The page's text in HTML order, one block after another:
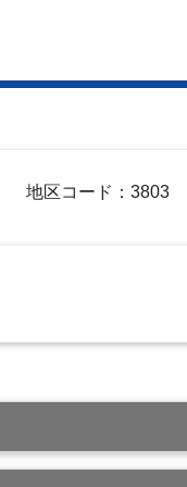
地区コード：3803